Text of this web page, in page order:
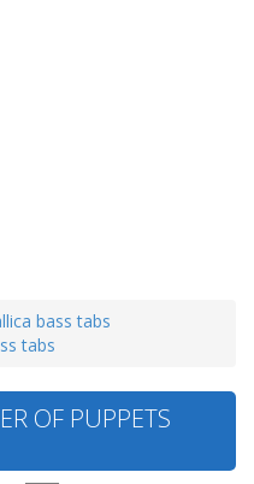
bass tabs
tabs
OF PUPPETS